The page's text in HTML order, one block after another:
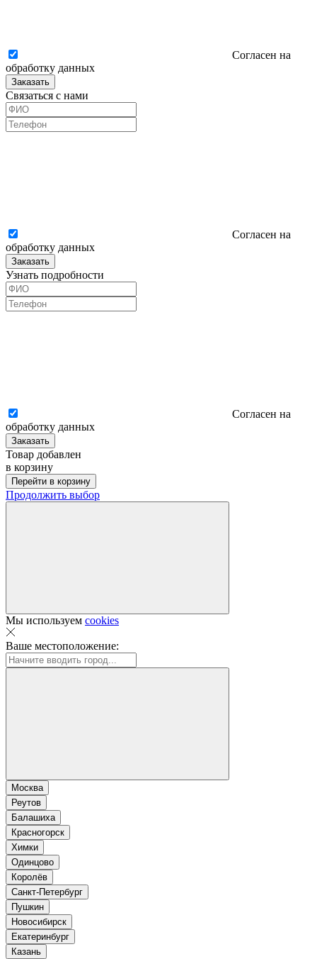
Согласен на
обработку данных
Заказать
Связаться с нами
Согласен на
обработку данных
Заказать
Узнать подробности
Согласен на
обработку данных
Заказать
Товар добавлен
в корзину
Перейти в корзину
Продолжить выбор
Мы используем cookies
Ваше местоположение:
Москва
Реутов
Балашиха
Красногорск
Химки
Одинцово
Королёв
Санкт-Петербург
Пушкин
Новосибирск
Екатеринбург
Казань